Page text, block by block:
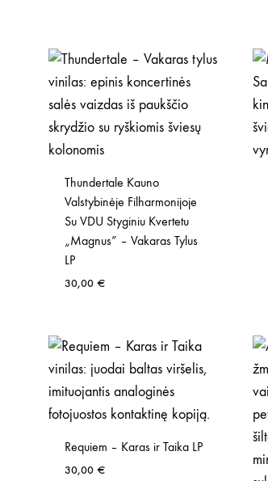
Thundertale Kauno
Valstybinėje Filharmonijoje
Su VDU Styginiu Kvertetu
„Magnus” – Vakaras Tylus
LP
30,00 €
Requiem – Karas ir Taika LP
30,00 €